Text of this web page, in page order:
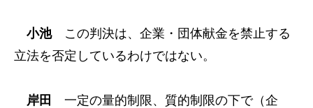
小池この判決は、企業・団体献金を禁止する
立法を否定しているわけではない。
岸田
一定の量的制限、質的制限の下で（企